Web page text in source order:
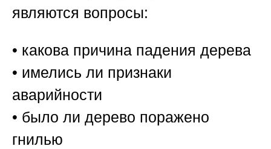
являются вопросы:
• какова причина падения дерева
• имелись ли признаки
аварийности
• было ли дерево поражено
гнилью